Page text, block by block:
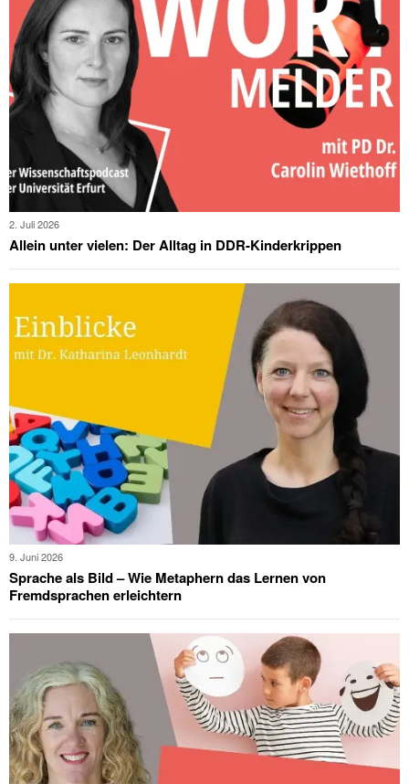
2. Juli 2026
Allein unter vielen: Der Alltag in DDR-Kinderkrippen
9. Juni 2026
Sprache als Bild – Wie Metaphern das Lernen von
Fremdsprachen erleichtern